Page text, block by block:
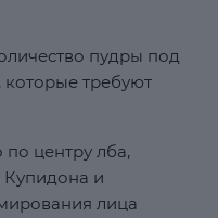
пудры под
которые требуют
по центру лба,
Купидона и
лица